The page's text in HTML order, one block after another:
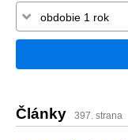
Články 397. strana